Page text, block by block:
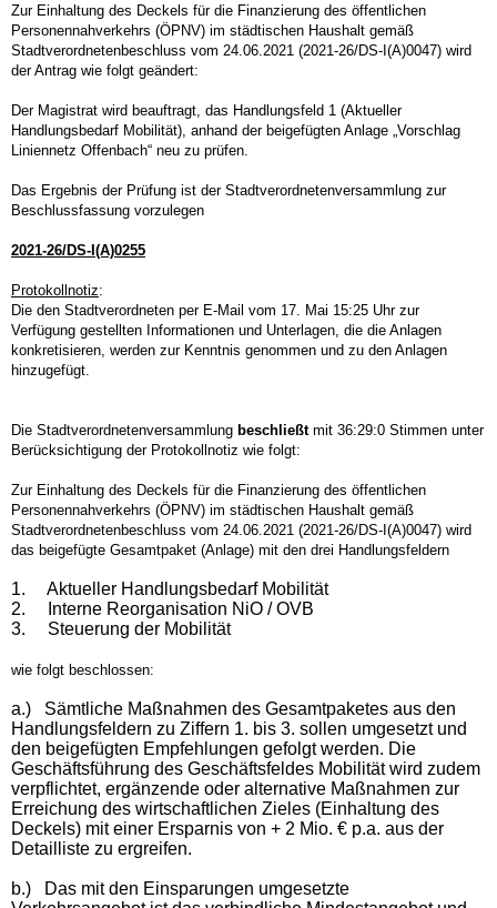
Zur Einhaltung des Deckels für die Finanzierung des öffentlichen
Personennahverkehrs (ÖPNV) im städtischen Haushalt gemäß
Stadtverordnetenbeschluss vom 24.06.2021 (2021-26/DS-I(A)0047) wird
der Antrag wie folgt geändert:
Der Magistrat wird beauftragt, das Handlungsfeld 1 (Aktueller
Handlungsbedarf Mobilität), anhand der beigefügten Anlage „Vorschlag
Liniennetz Offenbach“ neu zu prüfen.
Das Ergebnis der Prüfung ist der Stadtverordnetenversammlung zur
Beschlussfassung vorzulegen
2021-26/DS-I(A)0255
Protokollnotiz:
Die den Stadtverordneten per E-Mail vom 17. Mai 15:25 Uhr zur
Verfügung gestellten Informationen und Unterlagen, die die Anlagen
konkretisieren, werden zur Kenntnis genommen und zu den Anlagen
hinzugefügt.
Die Stadtverordnetenversammlung beschließtmit 36:29:0 Stimmen unter
Berücksichtigung der Protokollnotiz wie folgt:
Zur Einhaltung des Deckels für die Finanzierung des öffentlichen
Personennahverkehrs (ÖPNV) im städtischen Haushalt gemäß
Stadtverordnetenbeschluss vom 24.06.2021 (2021-26/DS-I(A)0047) wird
das beigefügte Gesamtpaket (Anlage) mit den drei Handlungsfeldern
1.
Aktueller Handlungsbedarf Mobilität
2.
Interne Reorganisation NiO / OVB
3.
Steuerung der Mobilität
wie folgt beschlossen:
a.)
Sämtliche Maßnahmen des Gesamtpaketes aus den
Handlungsfeldern zu Ziffern 1. bis 3. sollen umgesetzt und
den beigefügten Empfehlungen gefolgt werden. Die
Geschäftsführung des Geschäftsfeldes Mobilität wird zudem
verpflichtet, ergänzende oder alternative Maßnahmen zur
Erreichung des wirtschaftlichen Zieles (Einhaltung des
Deckels) mit einer Ersparnis von + 2 Mio. € p.a. aus der
Detailliste zu ergreifen.
b.)
Das mit den Einsparungen umgesetzte